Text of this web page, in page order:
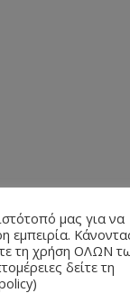
μας για να
εμπειρία.
τη χρήση ΟΛΩΝ
δείτε τη